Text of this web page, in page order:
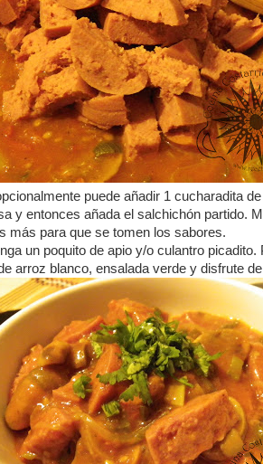
puede añadir 1 cucharadita
y entonces añada el salchichón partido.
más para que se tomen los sabores.
un poquito de apio y/o culantro
arroz blanco, ensalada verde y disfrute